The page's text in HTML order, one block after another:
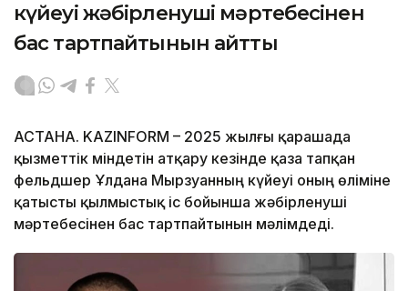
күйеуі жәбірленуші мәртебесінен
бас тартпайтынын айтты
АСТАНА. KAZINFORM – 2025 жылғы қарашада
қызметтік міндетін атқару кезінде қаза тапқан
фельдшер Ұлдана Мырзуанның күйеуі оның өліміне
қатысты қылмыстық іс бойынша жәбірленуші
мәртебесінен бас тартпайтынын мәлімдеді.